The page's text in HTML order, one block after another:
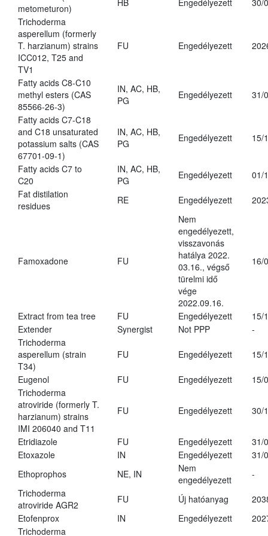
metometuron)
HB Engedélyezett
30/
Trichoderma
asperellum (formerly
T. harzianum) strains
ICC012, T25 and
TV1
FU Engedélyezett
Fatty acids C8-C10
methyl esters (CAS
85566-26-3)
IN, AC, HB,
PG
Engedélyezett 31/
Fatty acids C7-C18
and C18 unsaturated
potassium salts (CAS
67701-09-1)
IN, AC, HB,
PG
Engedélyezett 15/
Fatty acids C7 to
C20
IN, AC, HB,
PG
Engedélyezett
01/
Fat distilation
residues
RE Engedélyezett
Famoxadone FU
Nem
engedélyezett,
visszavonás
hatálya 2022.
03.16., végső
türelmi idő
vége
2022.09.16.
16/
Extract from tea tree FU Engedélyezett
15/
Extender
Synergist Not PPP
-
Trichoderma
asperellum (strain
T34)
FU Engedélyezett 15/
Eugenol FU Engedélyezett
15/
Trichoderma
atroviride (formerly T.
harzianum) strains
IMI 206040 and T11
FU Engedélyezett 30/
Etridiazole FU Engedélyezett
31/
Etoxazole
IN Engedélyezett
31/
Ethoprophos
NE, IN
Nem
engedélyezett
-
Trichoderma
atroviride AGR2
FU Új hatóanyag
Etofenprox
IN Engedélyezett
Trichoderma